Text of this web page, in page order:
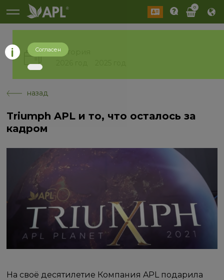
0
История
назад
Triumph APL и то, что осталось за
кадром
На своё десятилетие Компания APL подарила
Согласен